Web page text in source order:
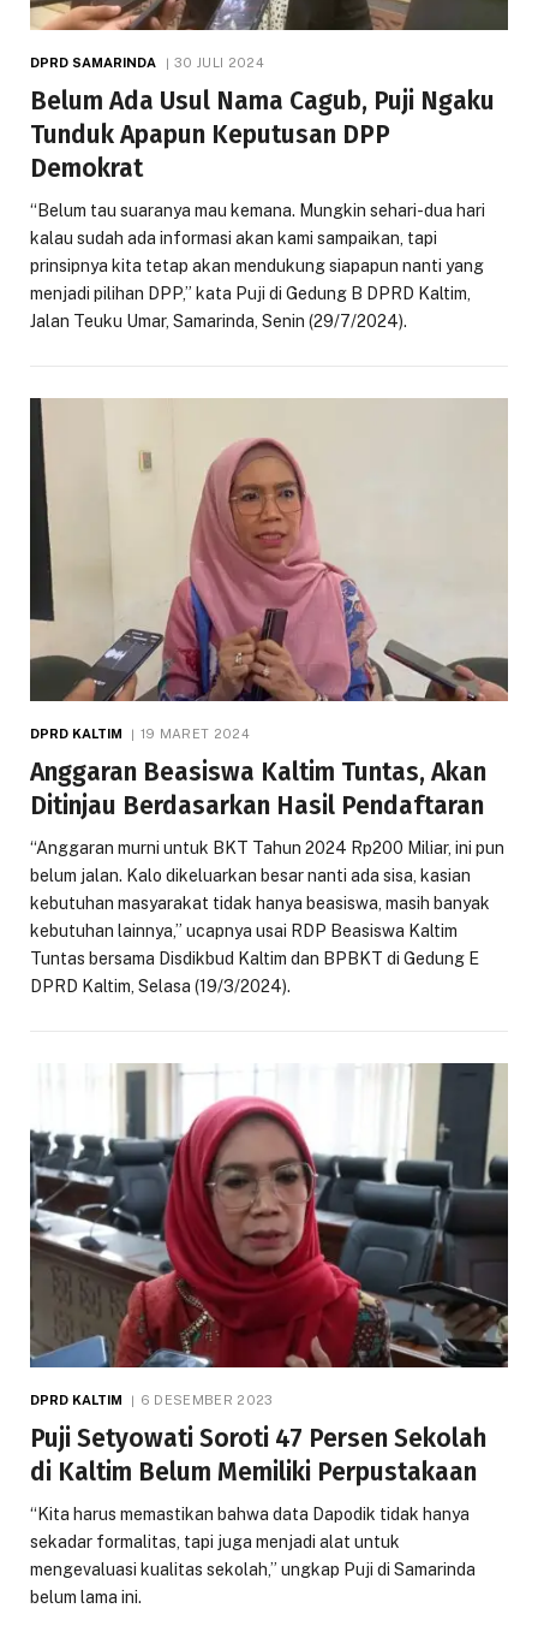
DPRD SAMARINDA 30 JULI 2024
Belum Ada Usul Nama Cagub, Puji Ngaku
Tunduk Apapun Keputusan DPP
Demokrat
“Belum tau suaranya mau kemana. Mungkin sehari-dua hari
kalau sudah ada informasi akan kami sampaikan, tapi
prinsipnya kita tetap akan mendukung siapapun nanti yang
menjadi pilihan DPP,” kata Puji di Gedung B DPRD Kaltim,
Jalan Teuku Umar, Samarinda, Senin (29/7/2024).
DPRD KALTIM 19 MARET 2024
Anggaran Beasiswa Kaltim Tuntas, Akan
Ditinjau Berdasarkan Hasil Pendaftaran
“Anggaran murni untuk BKT Tahun 2024 Rp200 Miliar, ini pun
belum jalan. Kalo dikeluarkan besar nanti ada sisa, kasian
kebutuhan masyarakat tidak hanya beasiswa, masih banyak
kebutuhan lainnya,” ucapnya usai RDP Beasiswa Kaltim
Tuntas bersama Disdikbud Kaltim dan BPBKT di Gedung E
DPRD Kaltim, Selasa (19/3/2024).
DPRD KALTIM 6 DESEMBER 2023
Puji Setyowati Soroti 47 Persen Sekolah
di Kaltim Belum Memiliki Perpustakaan
“Kita harus memastikan bahwa data Dapodik tidak hanya
sekadar formalitas, tapi juga menjadi alat untuk
mengevaluasi kualitas sekolah,” ungkap Puji di Samarinda
belum lama ini.